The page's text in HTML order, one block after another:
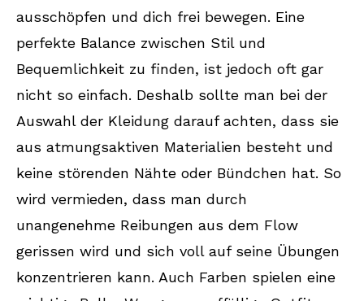
ausschöpfen und dich frei bewegen. Eine
perfekte Balance zwischen Stil und
Bequemlichkeit zu finden, ist jedoch oft gar
nicht so einfach. Deshalb sollte man bei der
Auswahl der Kleidung darauf achten, dass sie
aus atmungsaktiven Materialien besteht und
keine störenden Nähte oder Bündchen hat. So
wird vermieden, dass man durch
unangenehme Reibungen aus dem Flow
gerissen wird und sich voll auf seine Übungen
konzentrieren kann. Auch Farben spielen eine